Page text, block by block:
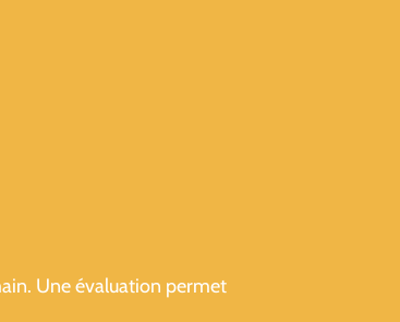
Une évaluation permet